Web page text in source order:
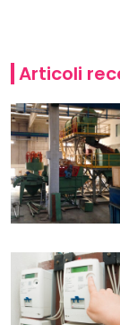
Articoli